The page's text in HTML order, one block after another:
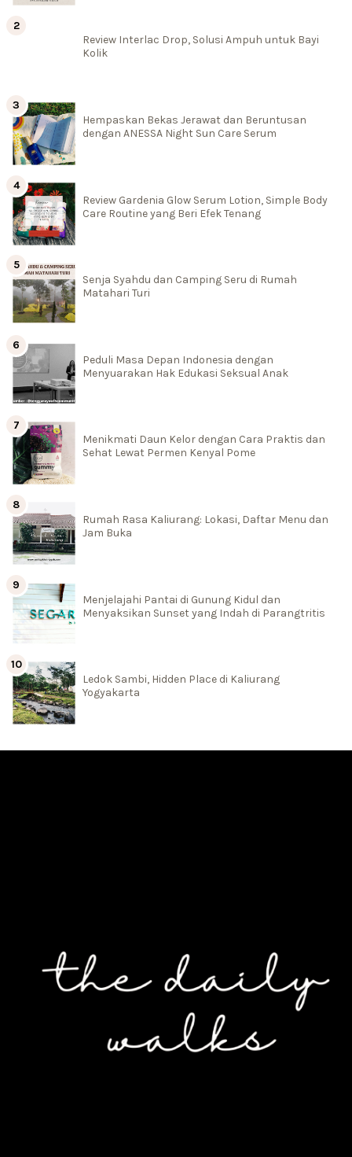
Review Interlac Drop, Solusi Ampuh untuk Bayi
Kolik
Hempaskan Bekas Jerawat dan Beruntusan
dengan ANESSA Night Sun Care Serum
Review Gardenia Glow Serum Lotion, Simple Body
Care Routine yang Beri Efek Tenang
Senja Syahdu dan Camping Seru di Rumah
Matahari Turi
Peduli Masa Depan Indonesia dengan
Menyuarakan Hak Edukasi Seksual Anak
Menikmati Daun Kelor dengan Cara Praktis dan
Sehat Lewat Permen Kenyal Pome
Rumah Rasa Kaliurang: Lokasi, Daftar Menu dan
Jam Buka
Menjelajahi Pantai di Gunung Kidul dan
Menyaksikan Sunset yang Indah di Parangtritis
Ledok Sambi, Hidden Place di Kaliurang
Yogyakarta